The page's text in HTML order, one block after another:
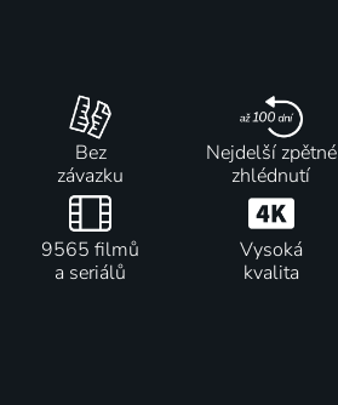
Bez
závazku
Nejdelší zpětné
zhlédnutí
9565 filmů
a seriálů
Vysoká
kvalita